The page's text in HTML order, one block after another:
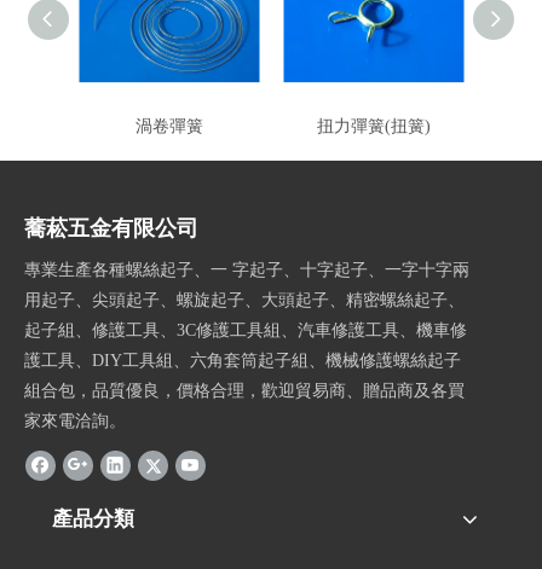
渦卷彈簧 扭力彈簧(扭簧)
蕎菘五金有限公司
專業生產各種螺絲起子、一 字起子、十字起子、一字十字兩
用起子、尖頭起子、螺旋起子、大頭起子、精密螺絲起子、
起子組、修護工具、3C修護工具組、汽車修護工具、機車修
護工具、DIY工具組、六角套筒起子組、機械修護螺絲起子
組合包，品質優良，價格合理，歡迎貿易商、贈品商及各買
家來電洽詢。
產品分類